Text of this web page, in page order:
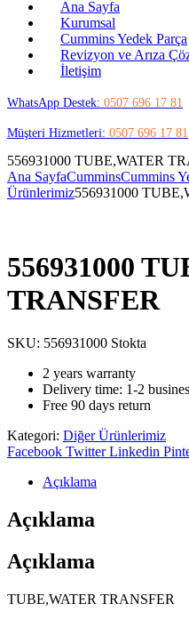
Ana Sayfa
Kurumsal
Cummins Yedek Parça
Revizyon ve Arıza
İletişim
WhatsApp Destek: 0507 696 17 81
Müşteri Hizmetleri: 0507 696 17 81
556931000 TUBE,WATER
Ana SayfaCumminsCummins
Ürünlerimiz556931000
556931000
TRANSFER
SKU: 556931000 Stokta
2 years warranty
Delivery time: 1-2
Free 90 days return
Kategori: Diğer Ürünlerimiz
Share:
Facebook Twitter Linkedin
Açıklama
Açıklama
Açıklama
TUBE,WATER TRANSFER